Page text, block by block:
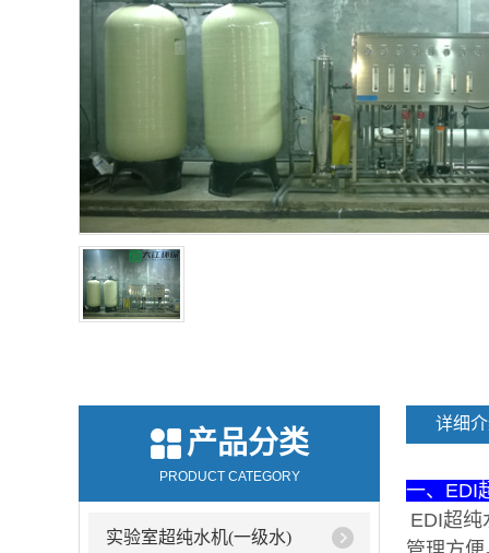
产品分类
PRODUCT CATEGORY
实验室超纯水机(一级水)
详细
一、EDI
EDI超纯